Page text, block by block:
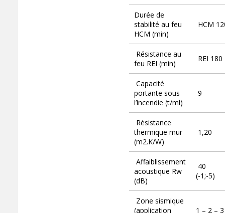
Durée de
stabilité au feu
HCM (min)
HCM
Résistance au
feu REI (min)
REI 180
Capacité
portante sous
l’incendie (t/ml)
9
Résistance
thermique mur
(m2.K/W)
1,20
Affaiblissement
acoustique Rw
(dB)
40
(-1;-5)
Zone sismique
(application
1 – 2 –